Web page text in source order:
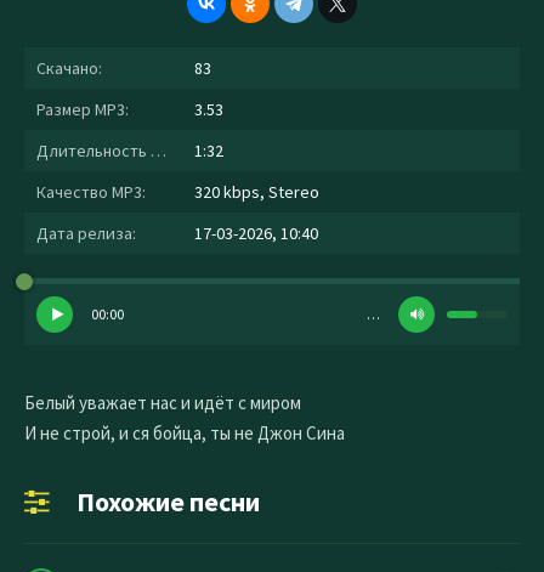
Скачано:
83
Размер MP3:
3.53
Длительность MP3:
1:32
Качество MP3:
320 kbps, Stereo
Дата релиза:
17-03-2026, 10:40
00:00 …
Белый уважает нас и идёт с миром
И не строй, и ся бойца, ты не Джон Сина
Похожие песни